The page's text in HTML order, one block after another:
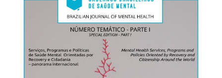
artigos